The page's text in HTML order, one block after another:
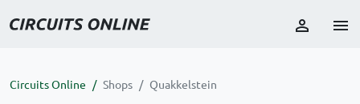
Circuits Online Shops Quakkelstein